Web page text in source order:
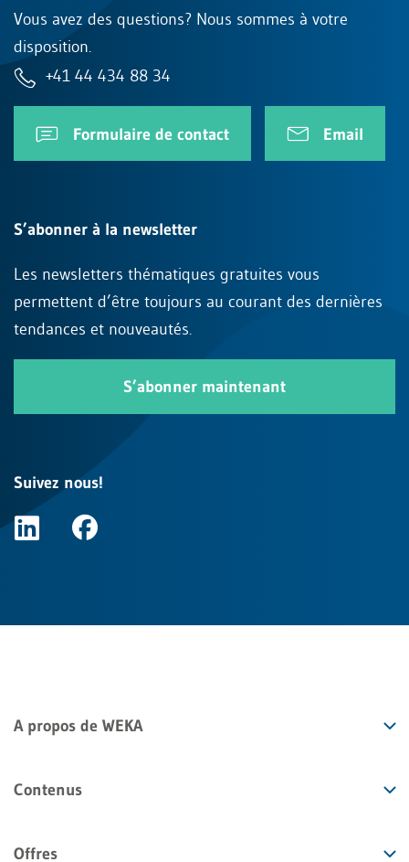
Vous avez des questions? Nous sommes à votre
disposition.
+41 44 434 88 34
Formulaire de contact Email
S’abonner à la newsletter
Les newsletters thématiques gratuites vous
permettent d’être toujours au courant des dernières
tendances et nouveautés.
S’abonner maintenant
Suivez nous!
A propos de WEKA
Contenus
Offres